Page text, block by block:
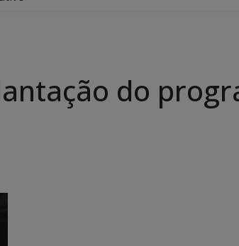
do